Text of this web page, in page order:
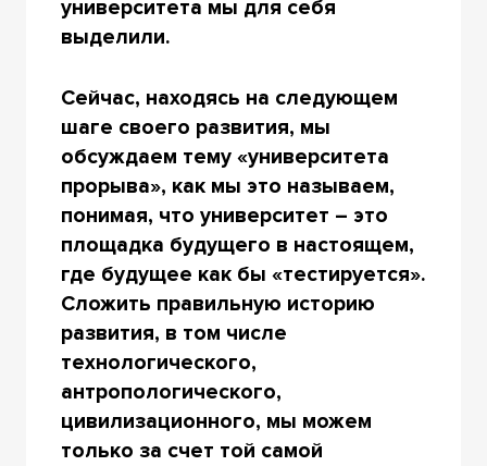
университета мы для себя
выделили.
Сейчас, находясь на следующем
шаге своего развития, мы
обсуждаем тему «университета
прорыва», как мы это называем,
понимая, что университет – это
площадка будущего в настоящем,
где будущее как бы «тестируется».
Сложить правильную историю
развития, в том числе
технологического,
антропологического,
цивилизационного, мы можем
только за счет той самой